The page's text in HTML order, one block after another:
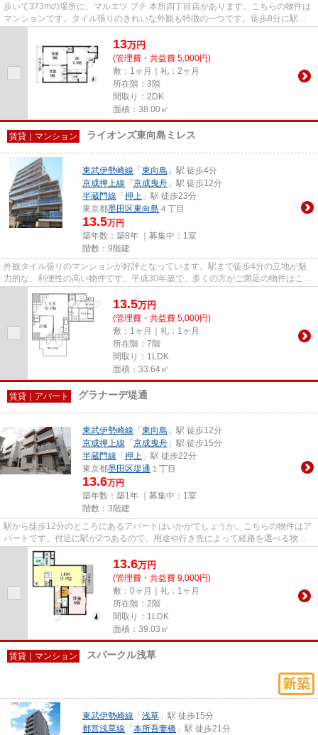
歩いて373mの場所に、マルエツ プチ 本所四丁目店があります。こちらの物件は
マンションです。タイル張りのきれいな外観も特徴の一つです。徒歩8分に駅の
13万円
(管理費・共益費 5,000円)
敷：1ヶ月｜礼：2ヶ月
所在階：3階
間取り：2DK
面積：38.00㎡
賃貸｜マンション ライオンズ東向島ミレス
東武伊勢崎線 「 東向島 」駅 徒歩4分
京成押上線 「 京成曳舟 」駅 徒歩12分
半蔵門線 「 押上 」駅 徒歩23分
東京都墨田区東向島 ４丁目
13.5万円
築年数：築8年 ｜募集中： 1室
階数：9階建
外観タイル張りのマンションが好評となっています。駅まで徒歩4分の立地が魅
力的な、利便性の高い物件です。平成30年築で、多くの方がご満足の物件はこち
13.5万円
(管理費・共益費 5,000円)
敷：1ヶ月｜礼：1ヶ月
所在階：7階
間取り：1LDK
面積：33.64㎡
賃貸｜アパート グラナーデ堤通
東武伊勢崎線 「 東向島 」駅 徒歩12分
京成押上線 「 京成曳舟 」駅 徒歩15分
半蔵門線 「 押上 」駅 徒歩22分
東京都墨田区堤通 １丁目
13.6万円
築年数：築1年 ｜募集中： 1室
階数：3階建
駅から徒歩12分のところにあるアパートはいかがでしょうか。こちらの物件はア
パートです。付近に駅が2つあるので、用途や行き先によって経路を選べる物件
です。敷地内ごみ置き場がある...
13.6万円
(管理費・共益費 9,000円)
敷：0ヶ月｜礼：1ヶ月
所在階：2階
間取り：1LDK
面積：39.03㎡
賃貸｜マンション スパークル浅草
東武伊勢崎線 「 浅草 」駅 徒歩15分
都営浅草線 「 本所吾妻橋 」駅 徒歩21分